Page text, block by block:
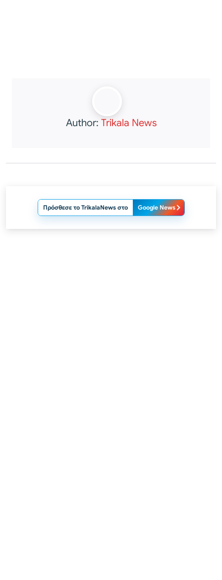
Author: Trikala News
Πρόσθεσε το TrikalaNews στο Google News